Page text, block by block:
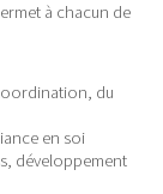
à chacun de
du
en soi
développement